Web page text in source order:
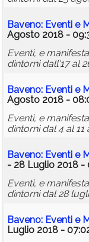
Baveno: Eventi e
Agosto 2018 -
Eventi, e
dintorni dall'17 al
Baveno: Eventi e
Agosto 2018 -
Eventi, e
dintorni dal 4 al 11
Baveno: Eventi e
- 28 Luglio 2018 -
Eventi, e
dintorni dal 28
Baveno: Eventi e
Luglio 2018 -